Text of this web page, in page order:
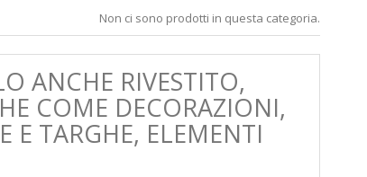
Non ci sono prodotti in questa categoria.
ANCHE RIVESTITO,
COME DECORAZIONI,
E TARGHE, ELEMENTI